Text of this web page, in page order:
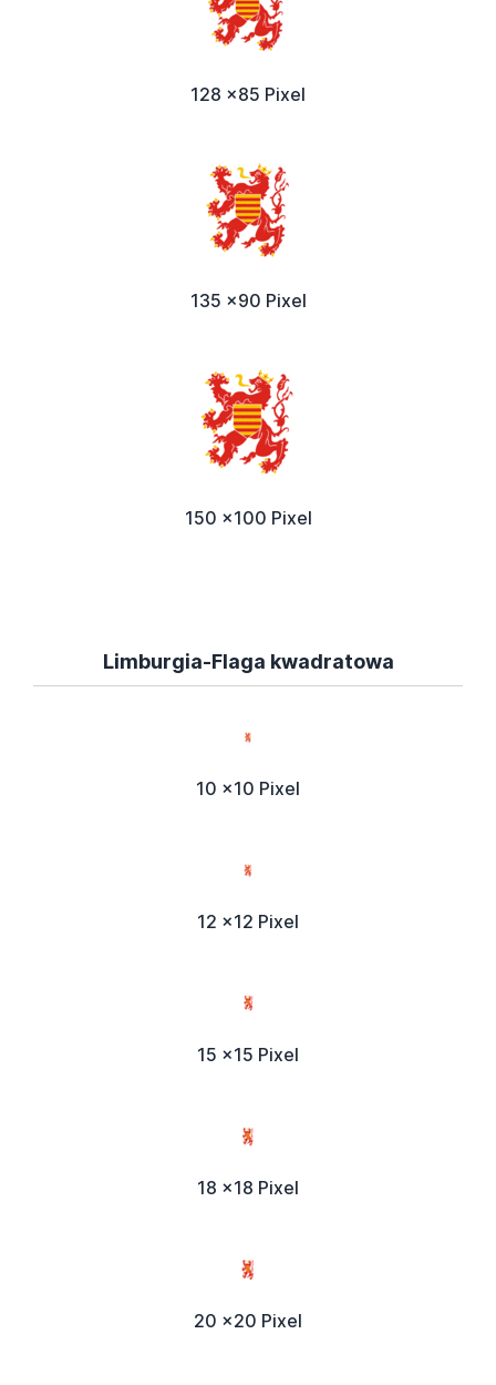
128 x85 Pixel
135 x90 Pixel
150 x100 Pixel
Limburgia-Flaga kwadratowa
10 x10 Pixel
12 x12 Pixel
15 x15 Pixel
18 x18 Pixel
20 x20 Pixel